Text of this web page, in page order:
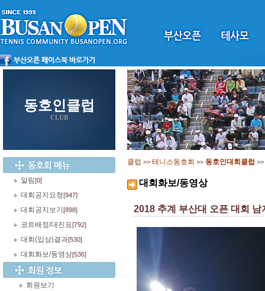
동호인클럽
CLUB
알림[0]
대회공지요청[947]
대회공지보기 [898]
코트배정/대진표[792]
대회(입상)결과[530]
대회화보/동영상[536]
회원보기
클럽 >> 테니스동호회 >> 동호인대회클럽 >>
대회화보/동영상
2018 추계 부산대 오픈 대회 남